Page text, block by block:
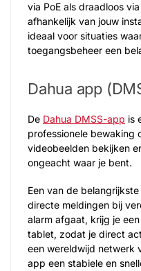
via PoE als draadloos
afhankelijk van jouw
ideaal voor situaties
toegangsbeheer een
Dahua app
De Dahua DMSS-app is
professionele bewaking
videobeelden bekijken
ongeacht waar je bent.
Een van de
directe meldingen bij
alarm afgaat, krijg je
tablet, zodat je direct
een wereldwijd netwerk
app een stabiele en